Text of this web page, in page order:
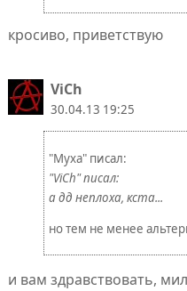
кросиво, приветствую
ViCh
30.04.13 19:25
"Муха" писал:
"ViCh" писал:
а дд неплоха, кста...
но тем не менее
и вам здравствовать,